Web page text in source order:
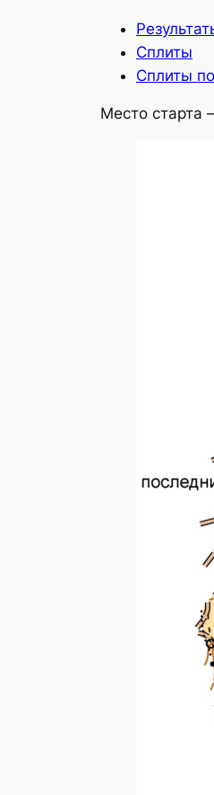
Сплиты
Сплиты
Место старта